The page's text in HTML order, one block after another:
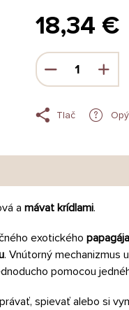
JE
0,0
5
18,34 €
Jednotková
cena:
Tlač
a mávat krídlami.
exotického papagája
. Vnútorný mechanizmus
pomocou
spievať alebo si